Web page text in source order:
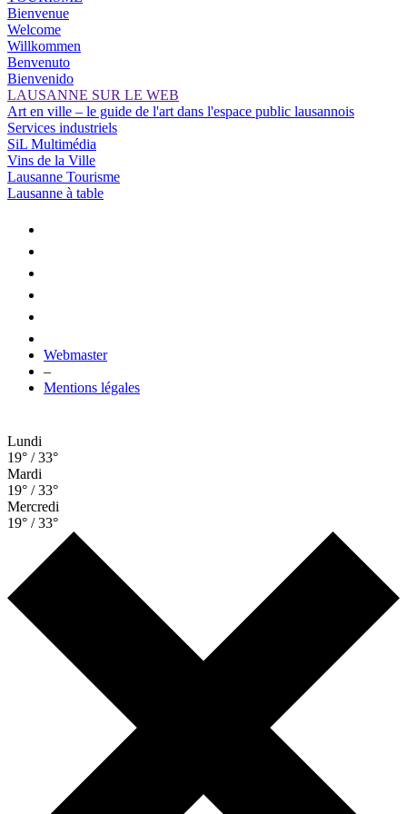
Bienvenue
Welcome
Willkommen
Benvenuto
Bienvenido
LAUSANNE SUR LE WEB
Art en ville – le guide de l'art dans l'espace public lausannois
Services industriels
SiL Multimédia
Vins de la Ville
Lausanne Tourisme
Lausanne à table
Webmaster
–
Mentions légales
Lundi
19° / 33°
Mardi
19° / 33°
Mercredi
19° / 33°